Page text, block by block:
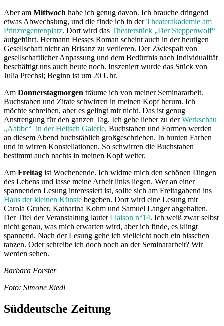
Aber am Mittwoch habe ich genug davon. Ich brauche dringend
etwas Abwechslung, und die finde ich in derTheaterakademie am
Prinzregentenplatz. Dort wird das Theaterstück „Der Steppenwolf“
aufgeführt. Hermann Hesses Roman scheint auch in der heutigen
Gesellschaft nicht an Brisanz zu verlieren. Der Zwiespalt von
gesellschaftlicher Anpassung und dem Bedürfnis nach Individualität
beschäftigt uns auch heute noch. Inszeniert wurde das Stück von
Julia Prechsl; Beginn ist um 20 Uhr.
Am Donnerstagmorgen träume ich von meiner Seminararbeit.
Buchstaben und Zitate schwirren in meinen Kopf herum. Ich
möchte schreiben, aber es gelingt mir nicht. Das ist genug
Anstrengung für den ganzen Tag. Ich gehe lieber zu derWerkschau
„Aabbc“ in der Heitsch Galerie. Buchstaben und Formen werden
an diesem Abend buchstäblich großgeschrieben. In bunten Farben
und in wirren Konstellationen. So schwirren die Buchstaben
bestimmt auch nachts in meinen Kopf weiter.
Am Freitag ist Wochenende. Ich widme mich den schönen Dingen
des Lebens und lasse meine Arbeit links liegen. Wer an einer
spannenden Lesung interessiert ist, sollte sich am Freitagabend ins
Haus der kleinen Künste begeben. Dort wird eine Lesung mit
Carola Gruber, Katharina Kohm und Samuel Langer abgehalten.
Der Titel der Veranstaltung lautet Liaison n°14. Ich weiß zwar selbst
nicht genau, was mich erwarten wird, aber ich finde, es klingt
spannend. Nach der Lesung gehe ich vielleicht noch ein bisschen
tanzen. Oder schreibe ich doch noch an der Seminararbeit? Wir
werden sehen.
Barbara Forster
Foto: Simone Riedl
Süddeutsche Zeitung